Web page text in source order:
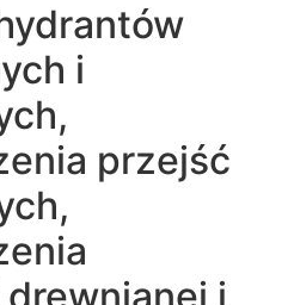
i
przejść